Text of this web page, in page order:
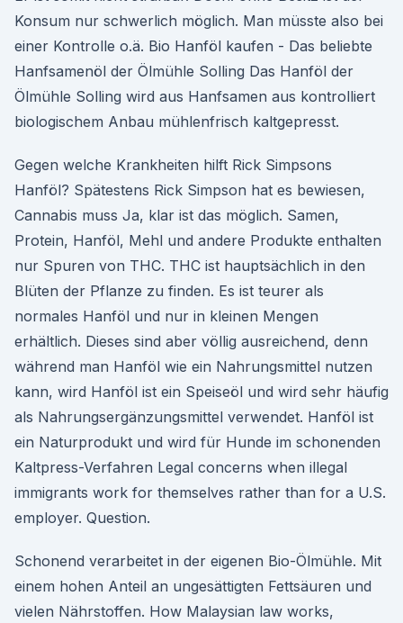
Konsum nur schwerlich möglich. Man müsste also bei
einer Kontrolle o.ä. Bio Hanföl kaufen - Das beliebte
Hanfsamenöl der Ölmühle Solling Das Hanföl der
Ölmühle Solling wird aus Hanfsamen aus kontrolliert
biologischem Anbau mühlenfrisch kaltgepresst.
Gegen welche Krankheiten hilft Rick Simpsons
Hanföl? Spätestens Rick Simpson hat es bewiesen,
Cannabis muss Ja, klar ist das möglich. Samen,
Protein, Hanföl, Mehl und andere Produkte enthalten
nur Spuren von THC. THC ist hauptsächlich in den
Blüten der Pflanze zu finden. Es ist teurer als
normales Hanföl und nur in kleinen Mengen
erhältlich. Dieses sind aber völlig ausreichend, denn
während man Hanföl wie ein Nahrungsmittel nutzen
kann, wird Hanföl ist ein Speiseöl und wird sehr häufig
als Nahrungsergänzungsmittel verwendet. Hanföl ist
ein Naturprodukt und wird für Hunde im schonenden
Kaltpress-Verfahren Legal concerns when illegal
immigrants work for themselves rather than for a U.S.
employer. Question.
Schonend verarbeitet in der eigenen Bio-Ölmühle. Mit
einem hohen Anteil an ungesättigten Fettsäuren und
vielen Nährstoffen. How Malaysian law works,